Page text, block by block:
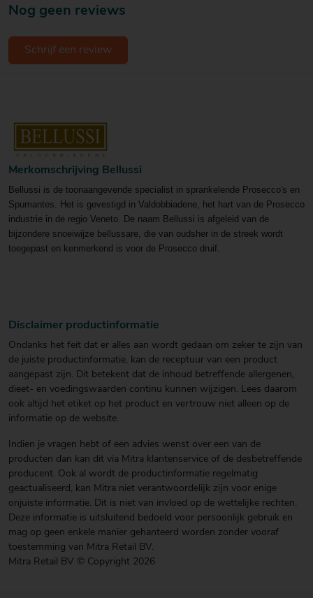
Nog geen reviews
Schrijf een review
Merkomschrijving Bellussi
Bellussi is de toonaangevende specialist in sprankelende Prosecco's en
Spumantes. Het is gevestigd in Valdobbiadene, het hart van de Prosecco
industrie in de regio Veneto. De naam Bellussi is afgeleid van de
bijzondere snoeiwijze bellussare, die van oudsher in de streek wordt
toegepast en kenmerkend is voor de Prosecco druif.
Disclaimer productinformatie
Ondanks het feit dat er alles aan wordt gedaan om zeker te zijn van
de juiste productinformatie, kan de receptuur van een product
aangepast zijn. Dit betekent dat de inhoud betreffende allergenen,
dieet- en voedingswaarden continu kunnen wijzigen. Lees daarom
ook altijd het etiket op het product en vertrouw niet alleen op de
informatie op de website.
Indien je vragen hebt of een advies wenst over een van de
producten dan kan dit via Mitra klantenservice of de desbetreffende
producent. Ook al wordt de productinformatie regelmatig
geactualiseerd, kan Mitra niet verantwoordelijk zijn voor enige
onjuiste informatie. Dit is niet van invloed op de wettelijke rechten.
Deze informatie is uitsluitend bedoeld voor persoonlijk gebruik en
mag op geen enkele manier gehanteerd worden zonder vooraf
toestemming van Mitra Retail BV.
Mitra Retail BV © Copyright 2026